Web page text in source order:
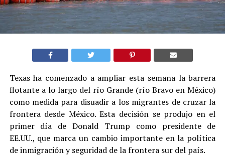
Texas ha comenzado a ampliar esta semana la barrera
flotante a lo largo del río Grande (río Bravo en México)
como medida para disuadir a los migrantes de cruzar la
frontera desde México. Esta decisión se produjo en el
primer día de Donald Trump como presidente de
EE.UU., que marca un cambio importante en la política
de inmigración y seguridad de la frontera sur del país.